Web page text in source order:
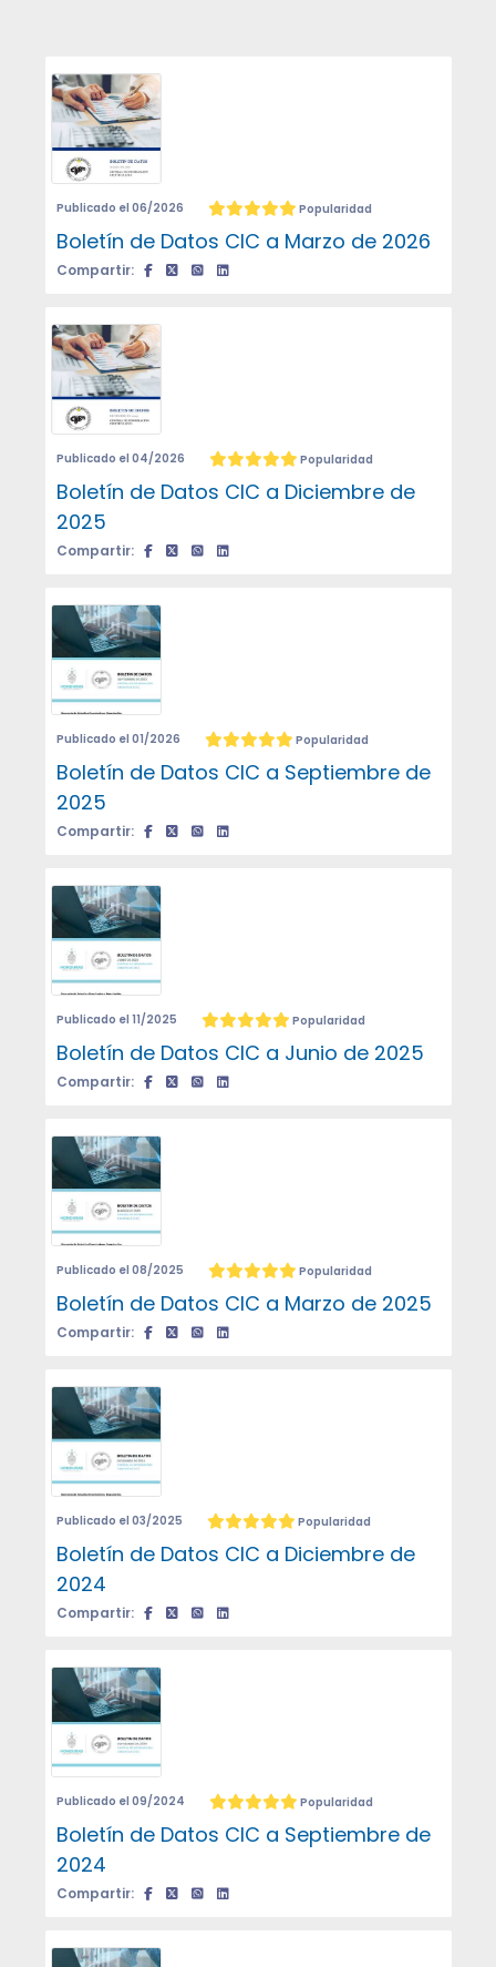
Publicado el 06/2026 Popularidad
Boletín de Datos CIC a Marzo de 2026
Compartir:
Publicado el 04/2026 Popularidad
Boletín de Datos CIC a Diciembre de
2025
Compartir:
Publicado el 01/2026 Popularidad
Boletín de Datos CIC a Septiembre de
2025
Compartir:
Publicado el 11/2025 Popularidad
Boletín de Datos CIC a Junio de 2025
Compartir:
Publicado el 08/2025 Popularidad
Boletín de Datos CIC a Marzo de 2025
Compartir:
Publicado el 03/2025 Popularidad
Boletín de Datos CIC a Diciembre de
2024
Compartir:
Publicado el 09/2024 Popularidad
Boletín de Datos CIC a Septiembre de
2024
Compartir: